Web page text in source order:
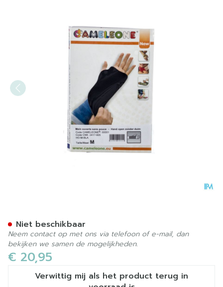
€ 20,95
Verwittig mij als het product terug in
Niet beschikbaar
Neem contact op met ons via telefoon of e-mail, dan
bekijken we samen de mogelijkheden.